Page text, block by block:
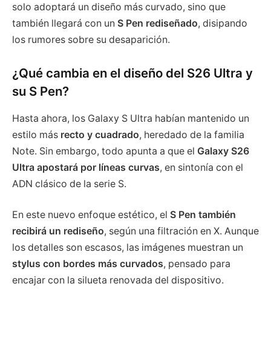
solo adoptará un diseño más curvado, sino que
también llegará con un S Pen rediseñado, disipando
los rumores sobre su desaparición.
¿Qué cambia en el diseño del S26 Ultra y
su S Pen?
Hasta ahora, los Galaxy S Ultra habían mantenido un
estilo más recto y cuadrado, heredado de la familia
Note. Sin embargo, todo apunta a que el Galaxy S26
Ultra apostará por líneas curvas, en sintonía con el
ADN clásico de la serie S.
En este nuevo enfoque estético, el S Pen también
recibirá un rediseño, según una filtración en X. Aunque
los detalles son escasos, las imágenes muestran un
stylus con bordes más curvados, pensado para
encajar con la silueta renovada del dispositivo.